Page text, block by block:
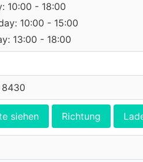
10:00 - 18:00
10:00 - 15:00
13:00 - 18:00
siehen Richtung